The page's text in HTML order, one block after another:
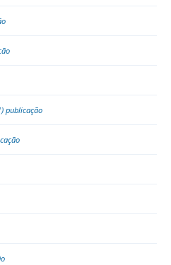
publicação